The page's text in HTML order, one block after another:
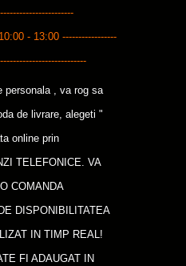
- 13:00 -----------------
personala , va rog sa
de livrare, alegeti "
online prin
TELEFONICE. VA
COMANDA
DISPONIBILITATEA
IN TIMP REAL!
FI ADAUGAT IN